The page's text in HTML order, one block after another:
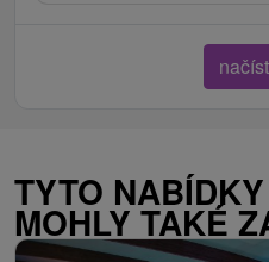
TYTO
MOHLY TAKÉ